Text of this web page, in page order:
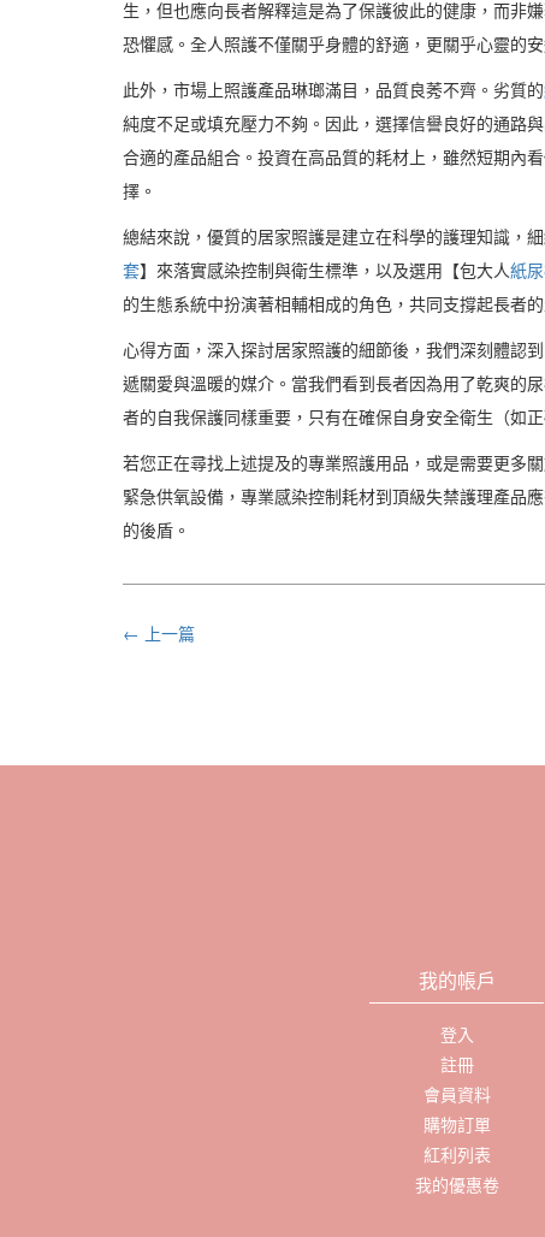
生，但也應向長者解釋這是為了保護彼此的健康，而非
恐懼感。全人照護不僅關乎身體的舒適，更關乎心靈的安
此外，市場上照護產品琳瑯滿目，品質良莠不齊。劣質的
純度不足或填充壓力不夠。因此，選擇信譽良好的通路
合適的產品組合。投資在高品質的耗材上，雖然短期內
擇。
總結來說，優質的居家照護是建立在科學的護理知識，
套】來落實感染控制與衛生標準，以及選用【包大人紙
的生態系統中扮演著相輔相成的角色，共同支撐起長者
心得方面，深入探討居家照護的細節後，我們深刻體認
遞關愛與溫暖的媒介。當我們看到長者因為用了乾爽的
者的自我保護同樣重要，只有在確保自身安全衛生（如
若您正在尋找上述提及的專業照護用品，或是需要更多
緊急供氧設備，專業感染控制耗材到頂級失禁護理產品
的後盾。
← 上一篇
我的帳戶
登入
註冊
會員資料
購物訂單
紅利列表
我的優惠卷